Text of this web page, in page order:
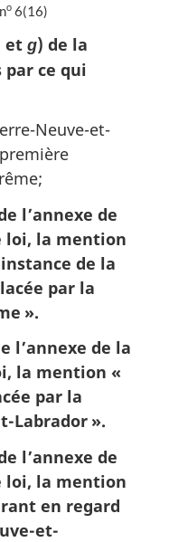
o 6(16)
et g) de la
ce qui
Neuve-et-
l’annexe de
loi, la mention
de la
par la
».
l’annexe de la
la mention «
par la
Labrador ».
l’annexe de
loi, la mention
en regard
et-